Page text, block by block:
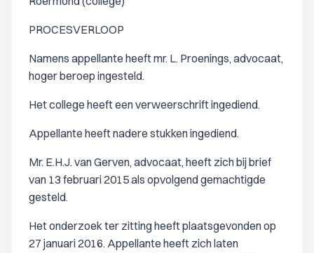
PROCESVERLOOP
Namens appellante heeft mr. L. Proenings, advocaat,
hoger beroep ingesteld.
Het college heeft een verweerschrift ingediend.
Appellante heeft nadere stukken ingediend.
Mr. E.H.J. van Gerven, advocaat, heeft zich bij brief
van 13 februari 2015 als opvolgend gemachtigde
gesteld.
Het onderzoek ter zitting heeft plaatsgevonden op
27 januari 2016. Appellante heeft zich laten